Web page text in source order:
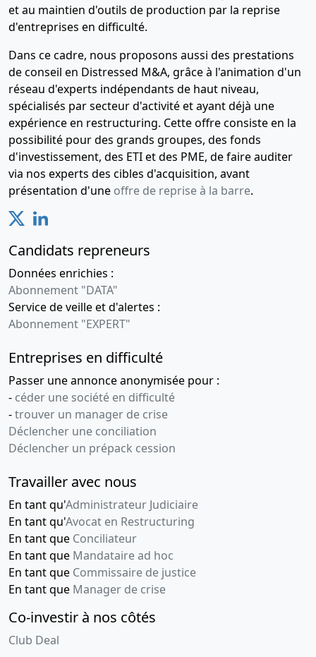
et au maintien d'outils de production par la reprise
d'entreprises en difficulté.
Dans ce cadre, nous proposons aussi des prestations
de conseil en Distressed M&A, grâce à l'animation d'un
réseau d'experts indépendants de haut niveau,
spécialisés par secteur d'activité et ayant déjà une
expérience en restructuring. Cette offre consiste en la
possibilité pour des grands groupes, des fonds
d'investissement, des ETI et des PME, de faire auditer
via nos experts des cibles d'acquisition, avant
présentation d'une offre de reprise à la barre.
Candidats repreneurs
Données enrichies :
Abonnement "DATA"
Service de veille et d'alertes :
Abonnement "EXPERT"
Entreprises en difficulté
Passer une annonce anonymisée pour :
- céder une société en difficulté
-trouver un manager de crise
Déclencher une conciliation
Déclencher un prépack cession
Travailler avec nous
En tant qu'Administrateur Judiciaire
En tant qu'Avocat en Restructuring
En tant que Conciliateur
En tant que Mandataire ad hoc
En tant que Commissaire de justice
En tant que Manager de crise
Co-investir à nos côtés
Club Deal